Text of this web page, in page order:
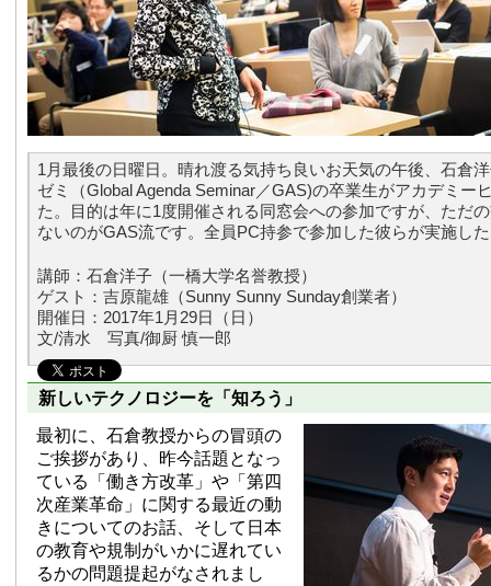
1月最後の日曜日。晴れ渡る気持ち良いお天気の午後、石倉
ゼミ（Global Agenda Seminar／GAS)の卒業生がアカデミー
た。目的は年に1度開催される同窓会への参加ですが、ただ
ないのがGAS流です。全員PC持参で参加した彼らが実施し
講師：石倉洋子（一橋大学名誉教授）
ゲスト：吉原龍雄（Sunny Sunny Sunday創業者）
開催日：2017年1月29日（日）
文/清水 写真/御厨 慎一郎
新しいテクノロジーを「知ろう」
最初に、石倉教授からの冒頭の
ご挨拶があり、昨今話題となっ
ている「働き方改革」や「第四
次産業革命」に関する最近の動
きについてのお話、そして日本
の教育や規制がいかに遅れてい
るかの問題提起がなされまし